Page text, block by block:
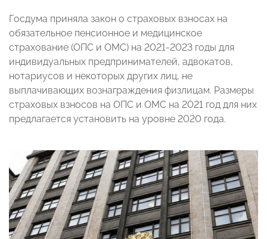
Госдума приняла закон о страховых взносах на
обязательное пенсионное и медицинское
страхование (ОПС и ОМС) на 2021-2023 годы для
индивидуальных предпринимателей, адвокатов,
нотариусов и некоторых других лиц, не
выплачивающих вознаграждения физлицам. Размеры
страховых взносов на ОПС и ОМС на 2021 год для них
предлагается установить на уровне 2020 года.